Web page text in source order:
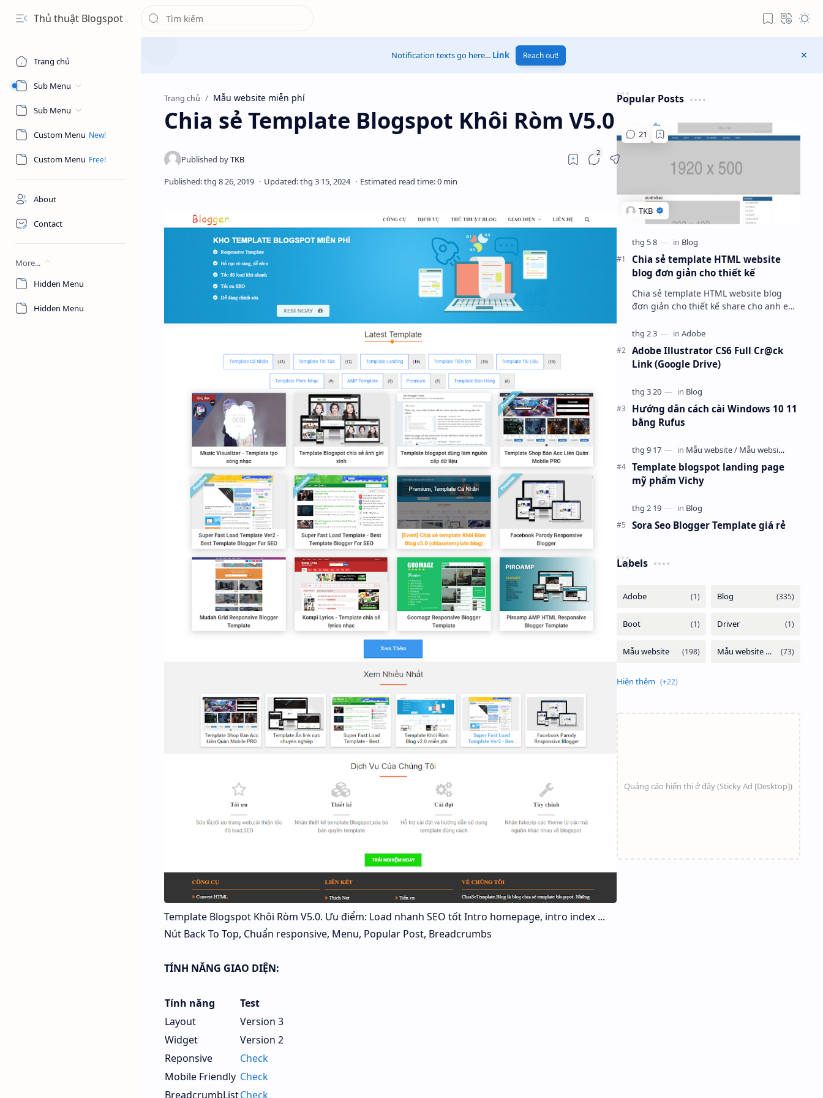
Thủ thuật Blogspot
Trang chủ
Sub Menu
Sub Menu
Custom Menu
Custom Menu
About
Contact
More...
Hidden Menu
Hidden Menu
Notification texts go here... Link Reach out!
Trang chủ Mẫu website miễn phí
Chia sẻ Template Blogspot Khôi Ròm V5.0
Template Blogspot Khôi Ròm V5.0. Ưu điểm: Load nhanh SEO tốt Intro homepage, intro index ...
Nút Back To Top, Chuẩn responsive, Menu, Popular Post, Breadcrumbs
TÍNH NĂNG GIAO DIỆN:
Tính năng
Test
Layout
Version 3
Widget
Version 2
Reponsive
Check
Mobile Friendly Check
BreadcrumbListCheck
Popular Posts
Chia sẻ template HTML website
blog đơn giản cho thiết kế
Chia sẻ template HTML website blog
đơn giản cho thiết kế share cho anh em
về ráp blogspot hoặc wordpress nha.
Adobe Illustrator CS6 Full Cr@ck
Link (Google Drive)
Hướng dẫn cách cài Windows 10 11
bằng Rufus
Template blogspot landing page
mỹ phẩm Vichy
Sora Seo Blogger Template giá rẻ
Labels